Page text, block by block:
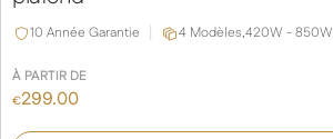
10 Année Garantie 4 Modèles,420W - 850W
À PARTIR DE
€299.00